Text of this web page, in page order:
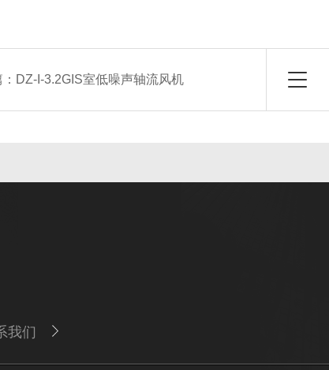
DZ-I-3.2GIS室低噪声轴流风机
我们